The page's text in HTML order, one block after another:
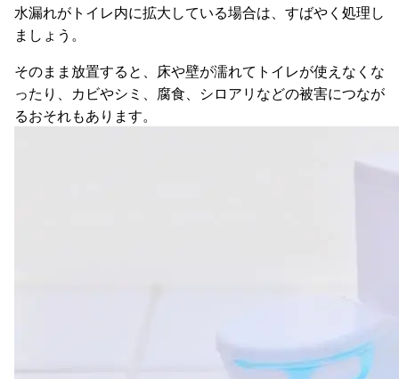
水漏れがトイレ内に拡大している場合は、すばやく処理し
ましょう。
そのまま放置すると、床や壁が濡れてトイレが使えなくな
ったり、カビやシミ、腐食、シロアリなどの被害につなが
るおそれもあります。